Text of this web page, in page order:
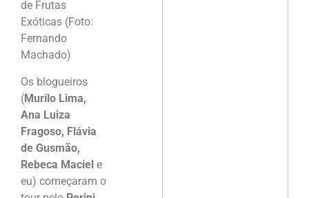
de Frutas
Exóticas (Foto:
Fernando
Machado)
Os blogueiros
(Murilo Lima,
Ana Luiza
Fragoso, Flávia
de Gusmão,
Rebeca Maciel e
eu) começaram o